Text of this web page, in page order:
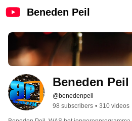
Beneden Peil
Beneden Peil
@benedenpeil
98 subscribers • 310 videos